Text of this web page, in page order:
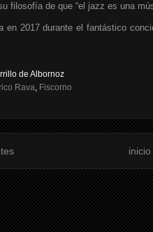
filosofía de que “el jazz es una
en 2017 durante el fantástico
de Albornoz
Rava, Fiscorno
inicio